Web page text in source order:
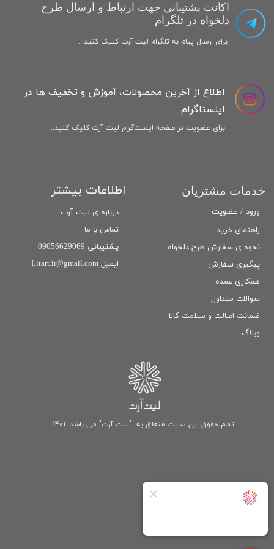
راهنمای خرید
نحوه ی سفارش طرح دلخواه
پیگیری سفارش
همکاری عمده
سوالات متداول
ضمانت اصالت و سلامت كالا
وبلاگ
خدمات مشتریان
اکانت پشتیبانی جهت ارتباط و ارسال طرح
دلخواه در تلگرام
برای ارسال پیام به تلگرام لیت آرت کلیک کنید...
اطلاعات بیشتر
درباره ی لیت آرت
تماس با ما
پشتیبانی 09056629069
ایمیل Litart.ir@gmail.com
تمام حقوق این سایت متعلق به "لیت آرت" می باشد. 1401
اطلاع از آخرین محصولات، آموزش و تخفیف ها در
اینستاگرام
برای عضویت در صفحه اینستاگرام لیت آرت کلیک کنید...
ورود / عضویت